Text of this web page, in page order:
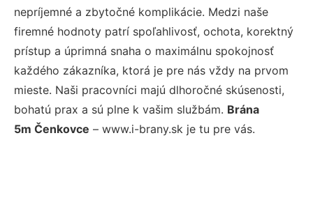
nepríjemné a zbytočné komplikácie. Medzi naše
firemné hodnoty patrí spoľahlivosť, ochota, korektný
prístup a úprimná snaha o maximálnu spokojnosť
každého zákazníka, ktorá je pre nás vždy na prvom
mieste. Naši pracovníci majú dlhoročné skúsenosti,
bohatú prax a sú plne k vašim službám. Brána
5m Čenkovce – www.i-brany.sk je tu pre vás.